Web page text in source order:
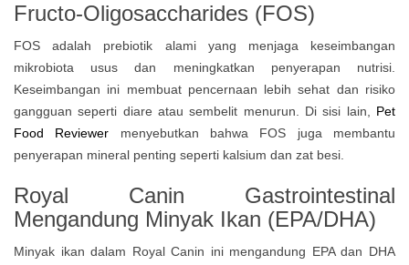
Fructo-Oligosaccharides (FOS)
FOS adalah prebiotik alami yang menjaga keseimbangan
mikrobiota usus dan meningkatkan penyerapan nutrisi.
Keseimbangan ini membuat pencernaan lebih sehat dan risiko
gangguan seperti diare atau sembelit menurun. Di sisi lain,
Pet
Food Reviewer menyebutkan bahwa FOS juga membantu
penyerapan mineral penting seperti kalsium dan zat besi.
Royal Canin Gastrointestinal
Mengandung Minyak Ikan (EPA/DHA)
Minyak ikan dalam Royal Canin ini mengandung EPA dan DHA